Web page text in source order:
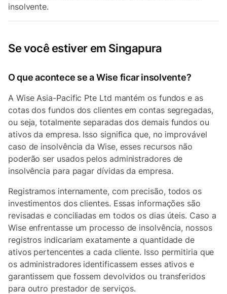
insolvente.
Se você estiver em Singapura
O que acontece se a Wise ficar insolvente?
A Wise Asia-Pacific Pte Ltd mantém os fundos e as
cotas dos fundos dos clientes em contas segregadas,
ou seja, totalmente separadas dos demais fundos ou
ativos da empresa. Isso significa que, no improvável
caso de insolvência da Wise, esses recursos não
poderão ser usados pelos administradores de
insolvência para pagar dívidas da empresa.
Registramos internamente, com precisão, todos os
investimentos dos clientes. Essas informações são
revisadas e conciliadas em todos os dias úteis. Caso a
Wise enfrentasse um processo de insolvência, nossos
registros indicariam exatamente a quantidade de
ativos pertencentes a cada cliente. Isso permitiria que
os administradores identificassem esses ativos e
garantissem que fossem devolvidos ou transferidos
para outro prestador de serviços.